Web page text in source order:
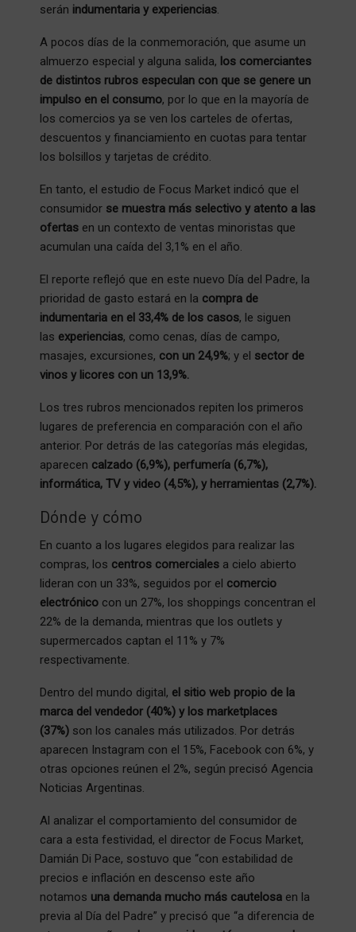
serán indumentaria y experiencias.
A pocos días de la conmemoración, que asume un
almuerzo especial y alguna salida, los comerciantes
de distintos rubros especulan con que se genere un
impulso en el consumo, por lo que en la mayoría de
los comercios ya se ven los carteles de ofertas,
descuentos y financiamiento en cuotas para tentar
los bolsillos y tarjetas de crédito.
En tanto, el estudio de Focus Market indicó que el
consumidor se muestra más selectivo y atento a las
ofertas en un contexto de ventas minoristas que
acumulan una caída del 3,1% en el año.
El reporte reflejó que en este nuevo Día del Padre, la
prioridad de gasto estará en la compra de
indumentaria en el 33,4% de los casos, le siguen
las experiencias, como cenas, días de campo,
masajes, excursiones, con un 24,9%; y el sector de
vinos y licores con un 13,9%.
Los tres rubros mencionados repiten los primeros
lugares de preferencia en comparación con el año
anterior. Por detrás de las categorías más elegidas,
aparecen calzado (6,9%), perfumería (6,7%),
informática, TV y video (4,5%), y herramientas (2,7%).
Dónde y cómo
En cuanto a los lugares elegidos para realizar las
compras, los centros comerciales a cielo abierto
lideran con un 33%, seguidos por el comercio
electrónico con un 27%, los shoppings concentran el
22% de la demanda, mientras que los outlets y
supermercados captan el 11% y 7%
respectivamente.
Dentro del mundo digital, el sitio web propio de la
marca del vendedor (40%) y los marketplaces
(37%) son los canales más utilizados. Por detrás
aparecen Instagram con el 15%, Facebook con 6%, y
otras opciones reúnen el 2%, según precisó Agencia
Noticias Argentinas.
Al analizar el comportamiento del consumidor de
cara a esta festividad, el director de Focus Market,
Damián Di Pace, sostuvo que “con estabilidad de
precios e inflación en descenso este año
notamos una demanda mucho más cautelosa en la
previa al Día del Padre” y precisó que “a diferencia de